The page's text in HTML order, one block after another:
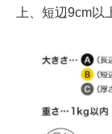
上、短辺9cm以